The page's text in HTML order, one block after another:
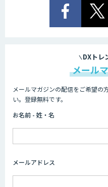
ービス
Asteria
画像解
DXトレ
メール
メールマガジンの配信をご希望の
い。登録無料です。
お名前 - 姓・名
メールアドレス